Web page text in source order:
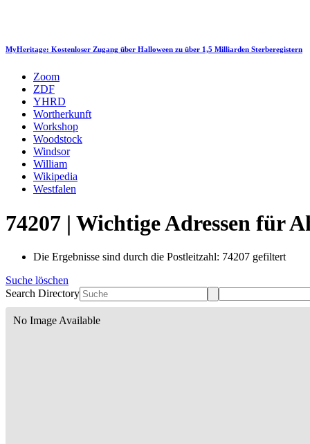
MyHeritage: Kostenloser Zugang über Halloween zu über 1,5 Milliarden Sterberegistern
Zoom
ZDF
YHRD
Wortherkunft
Workshop
Woodstock
Windsor
William
Wikipedia
Westfalen
74207 | Wichtige Adressen für
Die Ergebnisse sind durch die Postleitzahl: 74207 gefiltert
Suche löschen
Search Directory
No Image Available